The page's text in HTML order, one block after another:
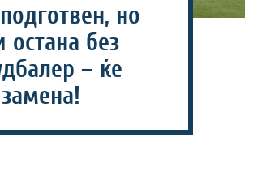
но
остана без
– ќе